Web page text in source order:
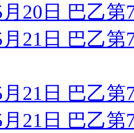
月20日 巴乙
21日 巴乙
月21日 巴乙
月21日 巴乙